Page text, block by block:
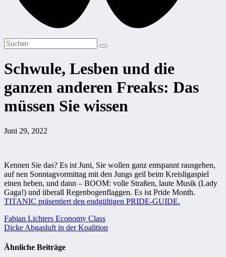
Schwule, Lesben und die
ganzen anderen Freaks: Das
müssen Sie wissen
Juni 29, 2022
Kennen Sie das? Es ist Juni, Sie wollen ganz entspannt rausgehen,
auf nen Sonntagvormittag mit den Jungs geil beim Kreisligaspiel
einen heben, und dann – BOOM: volle Straßen, laute Musik (Lady
Gaga!) und überall Regenbogenflaggen. Es ist Pride Month.
TITANIC präsentiert den endgültigen PRIDE-GUIDE.
Beitragsnavigation
Fabian Lichters Economy Class
Dicke Abgasluft in der Koalition
Ähnliche Beiträge